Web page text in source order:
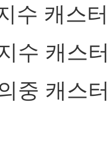
수 캐스
수 캐스
중 캐스